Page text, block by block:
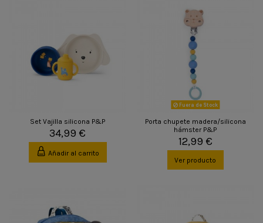
Set Vajilla silicona P&P
34,99 €
Añadir al carrito
Fuera de Stock
Porta chupete madera/silicona
hámster P&P
12,99 €
Ver producto